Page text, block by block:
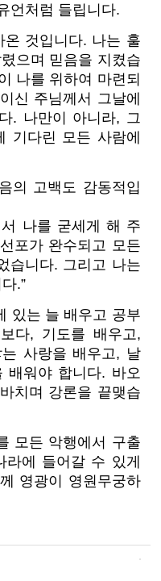
언처럼 들립니다.
온 것입니다. 나는 훌
으며 믿음을 지켰습
나를 위하여 마련되
신 주님께서 그날에
. 나만이 아니라, 그
기다린 모든 사람에
의 고백도 감동적입
나를 굳세게 해 주
포가 완수되고 모든
습니다. 그리고 나는
.”
있는 늘 배우고 공부
다, 기도를 배우고,
사랑을 배우고, 날
배워야 합니다. 바오
치며 강론을 끝맺습
모든 악행에서 구출
라에 들어갈 수 있게
영광이 영원무궁하